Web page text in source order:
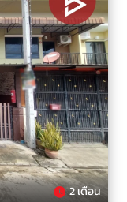
2 เดือน